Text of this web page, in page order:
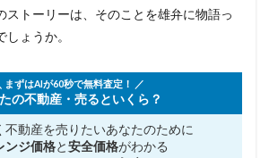
ストーリーは、そのことを雄弁に物語っ
ょうか。
まずはAIが60秒で無料査定！ ／
の不動産・売るといくら？
不動産を売りたいあなたのために
ンジ価格と安全価格がわかる